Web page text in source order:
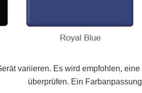
variieren. Es wird empfohlen,
überprüfen. Ein